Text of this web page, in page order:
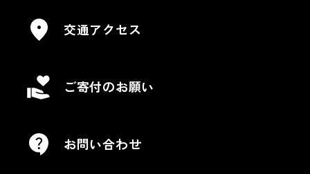
交通アクセス
ご寄付のお願い
お問い合わせ